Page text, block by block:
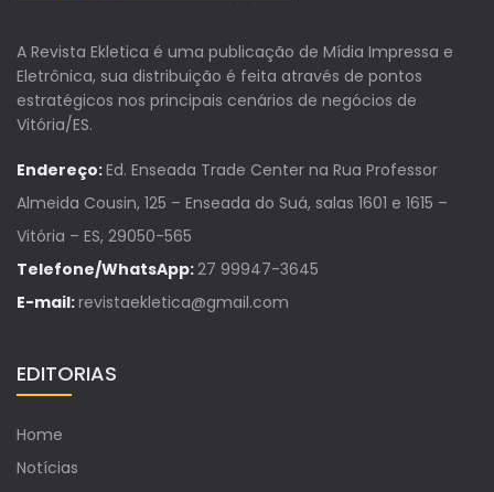
A Revista Ekletica é uma publicação de Mídia Impressa e
Eletrônica, sua distribuição é feita através de pontos
estratégicos nos principais cenários de negócios de
Vitória/ES.
Endereço:Ed. Enseada Trade Center na Rua Professor
Almeida Cousin, 125 – Enseada do Suá, salas 1601 e 1615 –
Vitória – ES, 29050-565
Telefone/WhatsApp:27 99947-3645
E-mail:revistaekletica@gmail.com
EDITORIAS
Home
Notícias